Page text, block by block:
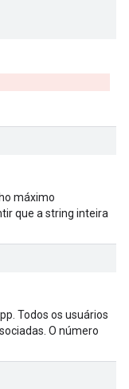
máximo
que a string inteira
Todos os usuários
O número